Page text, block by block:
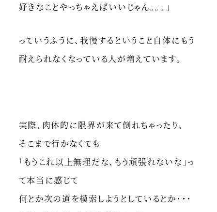
好きなことやっちゃえばいいじゃん。。。」
っていうふうに、我慢するということ自体にもう
耐えられなくなっている人が増えています。
実際、肉体的に限界が来て倒れちゃったり、
そこまで行かなくても
「もうこれ以上無理だな、もう頑張れないな」っ
て本当に感じて
何とか次の道を模索しようとしているとか・・・